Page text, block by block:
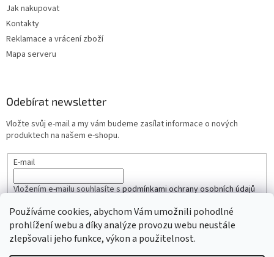
Používáme cookies, abychom Vám umožnili pohodlné
prohlížení webu a díky analýze provozu webu neustále
zlepšovali jeho funkce, výkon a použitelnost.
Jak nakupovat
Kontakty
Reklamace a vrácení zboží
Mapa serveru
Odebírat newsletter
Vložte svůj e-mail a my vám budeme zasílat informace o nových
produktech na našem e-shopu.
E-mail
Vložením e-mailu souhlasíte spodmínkami ochrany osobních údajů
PŘIHLÁSIT SE